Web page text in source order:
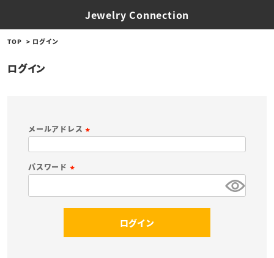
Jewelry Connection
TOP ログイン
ログイン
メールアドレス
須
パスワード
ログイン